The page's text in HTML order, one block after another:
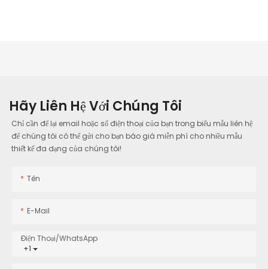
Hãy Liên Hệ Với Chúng Tôi
Chỉ cần để lại email hoặc số điện thoại của bạn trong biểu mẫu liên hệ
để chúng tôi có thể gửi cho bạn báo giá miễn phí cho nhiều mẫu
thiết kế đa dạng của chúng tôi!
Tên
E-Mail
+1
Điện Thoại/WhatsApp